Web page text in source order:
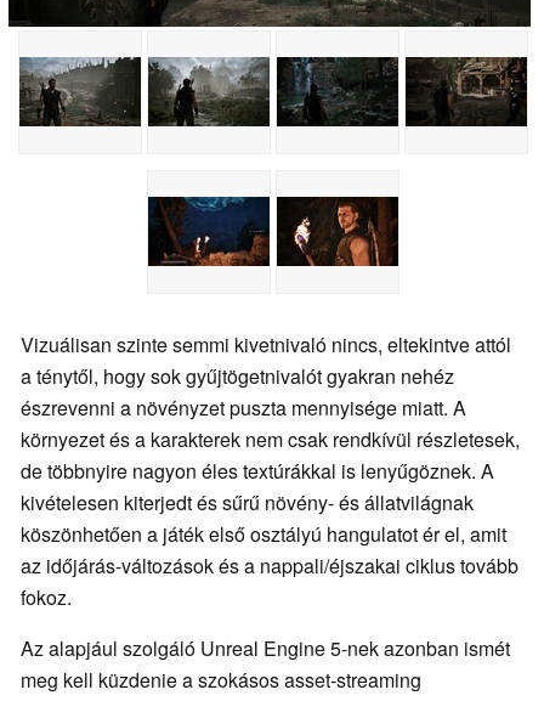
Vizuálisan szinte semmi kivetnivaló nincs, eltekintve attól
a ténytől, hogy sok gyűjtögetnivalót gyakran nehéz
észrevenni a növényzet puszta mennyisége miatt. A
környezet és a karakterek nem csak rendkívül részletesek,
de többnyire nagyon éles textúrákkal is lenyűgöznek. A
kivételesen kiterjedt és sűrű növény- és állatvilágnak
köszönhetően a játék első osztályú hangulatot ér el, amit
az időjárás-változások és a nappali/éjszakai ciklus tovább
fokoz.
Az alapjául szolgáló Unreal Engine 5-nek azonban ismét
meg kell küzdenie a szokásos asset-streaming